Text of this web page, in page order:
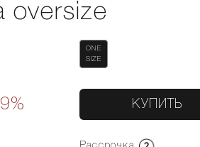
oversize
ONE
SIZE
КУПИТЬ